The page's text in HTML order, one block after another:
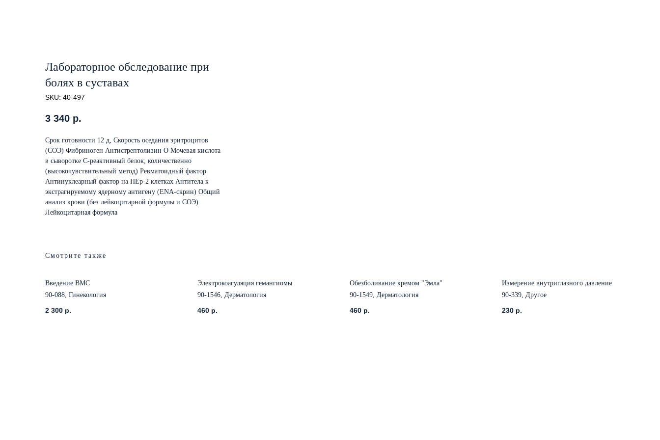
Лабораторное обследование при
болях в суставах
SKU: 40-497
3 340 р.
Срок готовности 12 д, Скорость оседания эритроцитов
(СОЭ) Фибриноген Антистрептолизин О Мочевая кислота
в сыворотке С-реактивный белок, количественно
(высокочувствительный метод) Ревматоидный фактор
Антинуклеарный фактор на HEp-2 клетках Антитела к
экстрагируемому ядерному антигену (ENA-скрин) Общий
анализ крови (без лейкоцитарной формулы и СОЭ)
Лейкоцитарная формула
Смотрите также
Введение ВМС
90-088, Гинекология
2 300 р.
Электрокоагуляция гемангиомы
90-1546, Дерматология
460 р.
Обезболивание кремом "Эмла"
90-1549, Дерматология
460 р.
Измерение внутриглазного давление
90-339, Другое
230 р.